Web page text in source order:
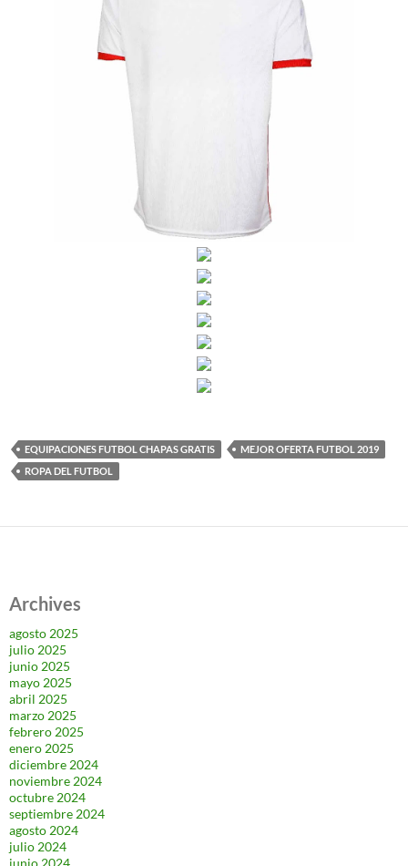
EQUIPACIONES FUTBOL CHAPAS GRATIS
MEJOR OFERTA FUTBOL 2019
ROPA DEL FUTBOL
Archives
agosto 2025
julio 2025
junio 2025
mayo 2025
abril 2025
marzo 2025
febrero 2025
enero 2025
diciembre 2024
noviembre 2024
octubre 2024
septiembre 2024
agosto 2024
julio 2024
junio 2024